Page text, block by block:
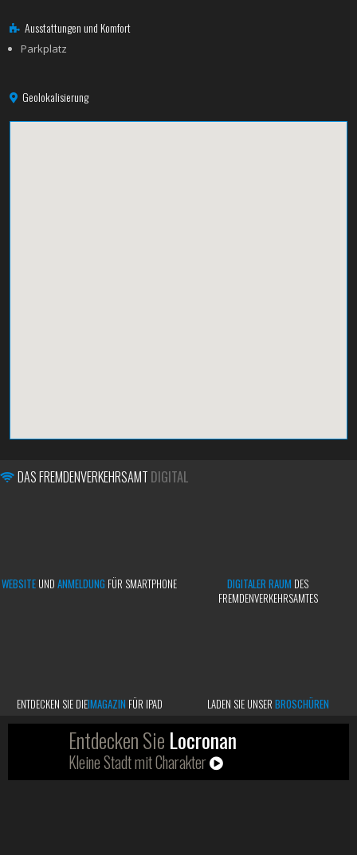
Ausstattungen und Komfort
Parkplatz
Geolokalisierung
DAS FREMDENVERKEHRSAMT DIGITAL
WEBSITE UND ANMELDUNG FÜR SMARTPHONE DIGITALER RAUM DES
FREMDENVERKEHRSAMTES
ENTDECKEN SIE DIEIMAGAZIN FÜR IPAD LADEN SIE UNSER BROSCHÜREN
Entdecken Sie Locronan
Kleine Stadt mit Charakter